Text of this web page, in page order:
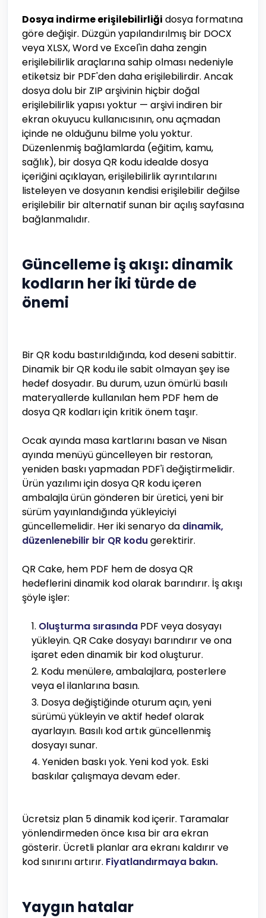
Dosya indirme erişilebilirliği dosya formatına
göre değişir. Düzgün yapılandırılmış bir DOCX
veya XLSX, Word ve Excel'in daha zengin
erişilebilirlik araçlarına sahip olması nedeniyle
etiketsiz bir PDF'den daha erişilebilirdir. Ancak
dosya dolu bir ZIP arşivinin hiçbir doğal
erişilebilirlik yapısı yoktur — arşivi indiren bir
ekran okuyucu kullanıcısının, onu açmadan
içinde ne olduğunu bilme yolu yoktur.
Düzenlenmiş bağlamlarda (eğitim, kamu,
sağlık), bir dosya QR kodu idealde dosya
içeriğini açıklayan, erişilebilirlik ayrıntılarını
listeleyen ve dosyanın kendisi erişilebilir değilse
erişilebilir bir alternatif sunan bir açılış sayfasına
bağlanmalıdır.
Güncelleme iş akışı: dinamik
kodların her iki türde de
önemi
Bir QR kodu bastırıldığında, kod deseni sabittir.
Dinamik bir QR kodu ile sabit olmayan şey ise
hedef dosyadır. Bu durum, uzun ömürlü basılı
materyallerde kullanılan hem PDF hem de
dosya QR kodları için kritik önem taşır.
Ocak ayında masa kartlarını basan ve Nisan
ayında menüyü güncelleyen bir restoran,
yeniden baskı yapmadan PDF'i değiştirmelidir.
Ürün yazılımı için dosya QR kodu içeren
ambalajla ürün gönderen bir üretici, yeni bir
sürüm yayınlandığında yükleyiciyi
güncellemelidir. Her iki senaryo da dinamik,
düzenlenebilir bir QR kodugerektirir.
QR Cake, hem PDF hem de dosya QR
hedeflerini dinamik kod olarak barındırır. İş akışı
şöyle işler:
Oluşturma sırasında PDF veya dosyayı
yükleyin. QR Cake dosyayı barındırır ve ona
işaret eden dinamik bir kod oluşturur.
Kodu menülere, ambalajlara, posterlere
veya el ilanlarına basın.
Dosya değiştiğinde oturum açın, yeni
sürümü yükleyin ve aktif hedef olarak
ayarlayın. Basılı kod artık güncellenmiş
dosyayı sunar.
Yeniden baskı yok. Yeni kod yok. Eski
baskılar çalışmaya devam eder.
Ücretsiz plan 5 dinamik kod içerir. Taramalar
yönlendirmeden önce kısa bir ara ekran
gösterir. Ücretli planlar ara ekranı kaldırır ve
kod sınırını artırır. Fiyatlandırmaya bakın.
Yaygın hatalar